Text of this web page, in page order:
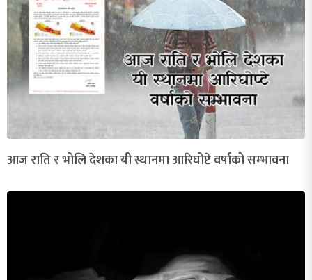
आज राति र भोलि देशका यी स्थानमा आरिघोप्टे वर्षाको सम्भावना